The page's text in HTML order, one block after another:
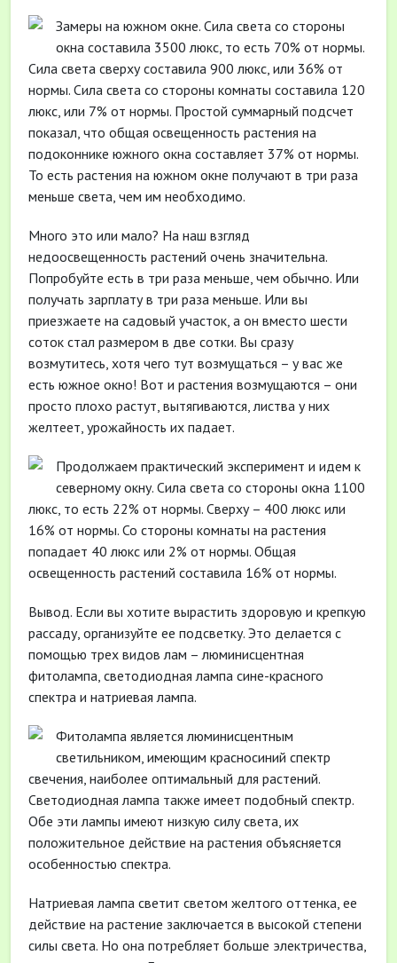
Замеры на южном окне. Сила света со стороны
окна составила 3500 люкс, то есть 70% от нормы.
Сила света сверху составила 900 люкс, или 36% от
нормы. Сила света со стороны комнаты составила 120
люкс, или 7% от нормы. Простой суммарный подсчет
показал, что общая освещенность растения на
подоконнике южного окна составляет 37% от нормы.
То есть растения на южном окне получают в три раза
меньше света, чем им необходимо.
Много это или мало? На наш взгляд
недоосвещенность растений очень значительна.
Попробуйте есть в три раза меньше, чем обычно. Или
получать зарплату в три раза меньше. Или вы
приезжаете на садовый участок, а он вместо шести
соток стал размером в две сотки. Вы сразу
возмутитесь, хотя чего тут возмущаться – у вас же
есть южное окно! Вот и растения возмущаются – они
просто плохо растут, вытягиваются, листва у них
желтеет, урожайность их падает.
Продолжаем практический эксперимент и идем к
северному окну. Сила света со стороны окна 1100
люкс, то есть 22% от нормы. Сверху – 400 люкс или
16% от нормы. Со стороны комнаты на растения
попадает 40 люкс или 2% от нормы. Общая
освещенность растений составила 16% от нормы.
Вывод. Если вы хотите вырастить здоровую и крепкую
рассаду, организуйте ее подсветку. Это делается с
помощью трех видов лам – люминисцентная
фитолампа, светодиодная лампа сине-красного
спектра и натриевая лампа.
Фитолампа является люминисцентным
светильником, имеющим красно­синий спектр
свечения, наиболее оптимальный для растений.
Светодиодная лампа также имеет подобный спектр.
Обе эти лампы имеют низкую силу света, их
положительное действие на растения объясняется
особенностью спектра.
Натриевая лампа светит светом желтого оттенка, ее
действие на растение заключается в высокой степени
силы света. Но она потребляет больше электричества,